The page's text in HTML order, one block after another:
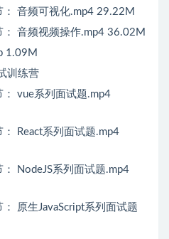
音频可视化.mp4 29.22M
音频视频操作.mp4 36.02M
1.09M
训练营
vue系列面试题.mp4
React系列面试题.mp4
NodeJS系列面试题.mp4
原生JavaScript系列面试题